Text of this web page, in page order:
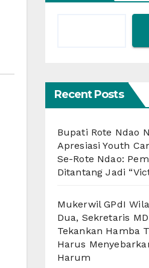
Recent Posts
Bupati Rote Ndao
Apresiasi Youth
Se-Rote Ndao:
Ditantang Jadi
Mukerwil GPdI
Dua, Sekretaris
Tekankan Hamba
Harus
Harum